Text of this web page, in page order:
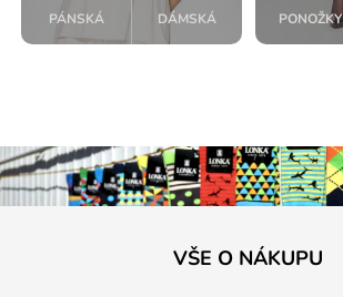
PÁNSKÁ DÁMSKÁ PONOŽKY
VŠE O NÁKUPU